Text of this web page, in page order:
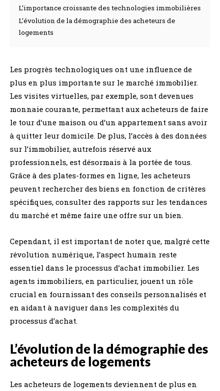
L’importance croissante des technologies immobilières
L’évolution de la démographie des acheteurs de
logements
Les progrès technologiques ont une influence de
plus en plus importante sur le marché immobilier.
Les visites virtuelles, par exemple, sont devenues
monnaie courante, permettant aux acheteurs de faire
le tour d’une maison ou d’un appartement sans avoir
à quitter leur domicile. De plus, l’accès à des données
sur l’immobilier, autrefois réservé aux
professionnels, est désormais à la portée de tous.
Grâce à des plates-formes en ligne, les acheteurs
peuvent rechercher des biens en fonction de critères
spécifiques, consulter des rapports sur les tendances
du marché et même faire une offre sur un bien.
Cependant, il est important de noter que, malgré cette
révolution numérique, l’aspect humain reste
essentiel dans le processus d’achat immobilier. Les
agents immobiliers, en particulier, jouent un rôle
crucial en fournissant des conseils personnalisés et
en aidant à naviguer dans les complexités du
processus d’achat.
L’évolution de la démographie des
acheteurs de logements
Les acheteurs de logements deviennent de plus en